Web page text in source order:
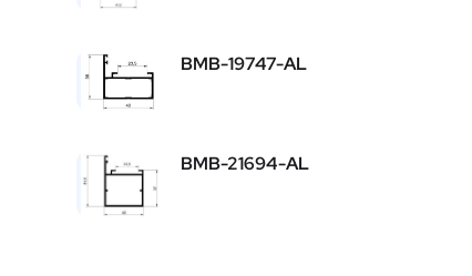
BMB-19747-AL
BMB-21694-AL